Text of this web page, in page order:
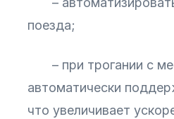
поезда;
– при трогании с
автоматически
что увеличивает